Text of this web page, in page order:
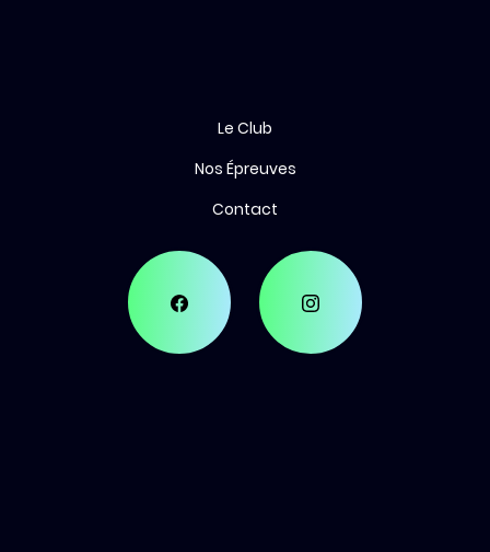
Le Club
Nos Épreuves
Contact